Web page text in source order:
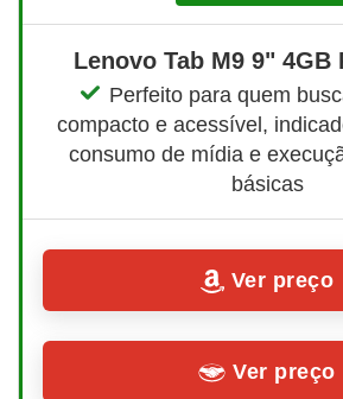
Lenovo Tab M9 9" 4GB
Perfeito para quem
compacto e acessível,
consumo de mídia e
básicas
Ver preço
Ver preço